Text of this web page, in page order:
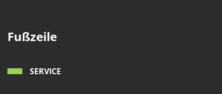
Fußzeile
SERVICE